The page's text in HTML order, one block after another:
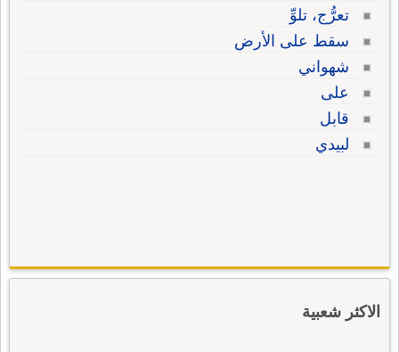
تعرُّج، تلوِّ
سقط على الأرض
شهواني
على
قابل
لبيدي
الاكثر شعبية